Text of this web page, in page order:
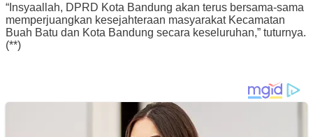
“Insyaallah, DPRD Kota Bandung akan terus bersama-sama
memperjuangkan kesejahteraan masyarakat Kecamatan
Buah Batu dan Kota Bandung secara keseluruhan,” tuturnya.
(**)